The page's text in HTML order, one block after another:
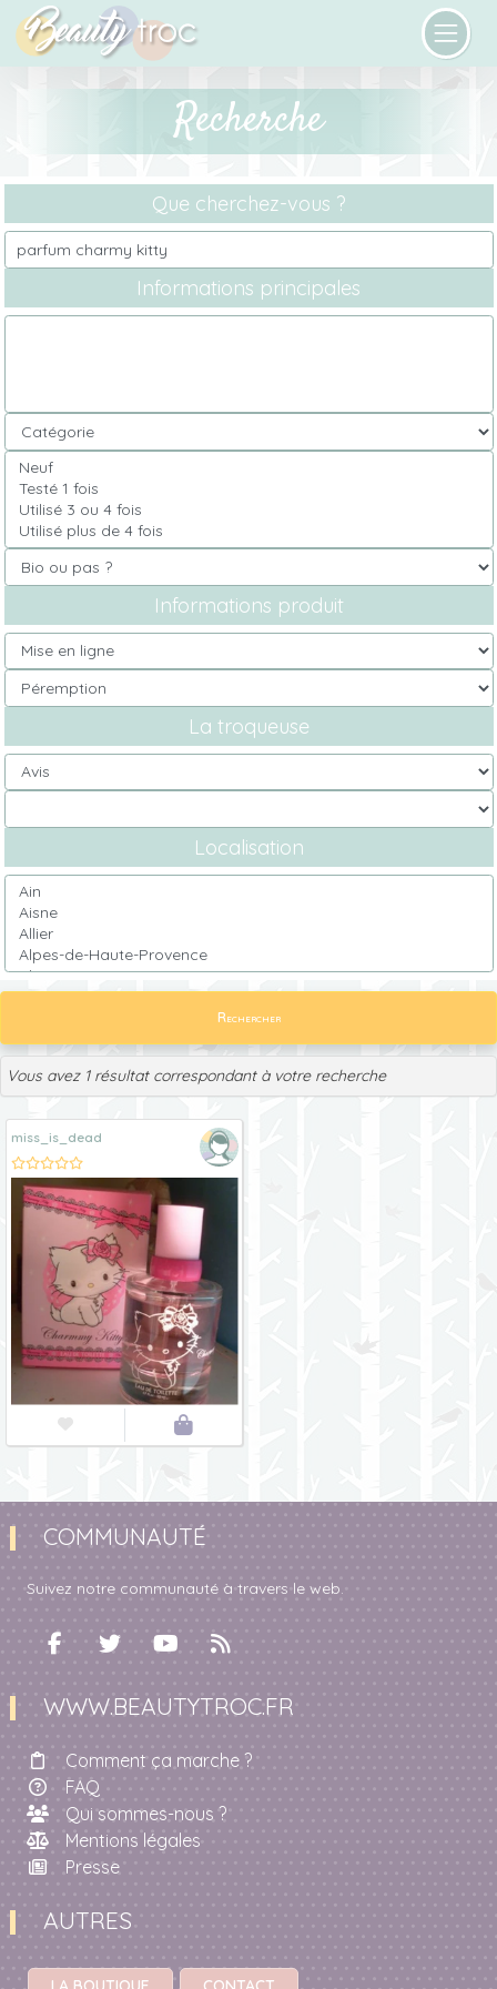
Recherche
Que cherchez-vous ?
Informations principales
Informations produit
La troqueuse
Localisation
Rechercher
Vous avez 1 résultat correspondant à votre recherche
miss_is_dead
 
COMMUNAUTÉ
Suivez notre communauté à travers le web.
WWW.BEAUTYTROC.FR
Comment ça marche ?
FAQ
Qui sommes-nous ?
Mentions légales
Presse
AUTRES